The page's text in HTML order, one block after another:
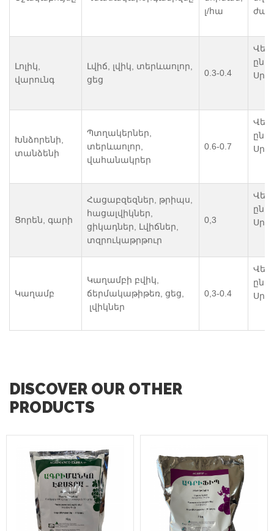
լ/հա
Լոլիկ,
վարունգ
Լվիճ, լվիկ, տերևաոլոր,
ցեց
0.3-0.4
Խնձորենի,
տանձենի
Պտղակերներ,
տերևաոլոր,
վահանակրեր
0.6-0.7
Ցորեն, գարի
Հացաբզեզներ, թրիպս,
հացալվիկներ,
ցիկադներ, Լվիճներ,
տզրուկաթրթուր
0,3
Կաղամբ
Կաղամբի բվիկ,
ճերմակաթիթեռ, ցեց,
լվիկներ
0,3-0.4
DISCOVER OUR OTHER
PRODUCTS